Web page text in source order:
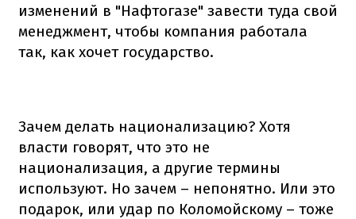
изменений в "Нафтогазе" завести туда свой
менеджмент, чтобы компания работала
так, как хочет государство.
Зачем делать национализацию? Хотя
власти говорят, что это не
национализация, а другие термины
используют. Но зачем – непонятно. Или это
подарок, или удар по Коломойскому – тоже